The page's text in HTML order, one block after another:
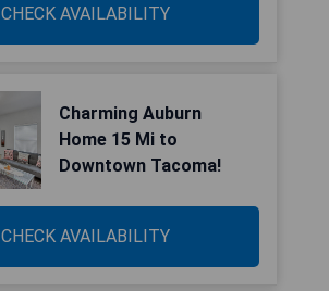
CHECK AVAILABILITY
Charming Auburn
Home 15 Mi to
Downtown Tacoma!
CHECK AVAILABILITY